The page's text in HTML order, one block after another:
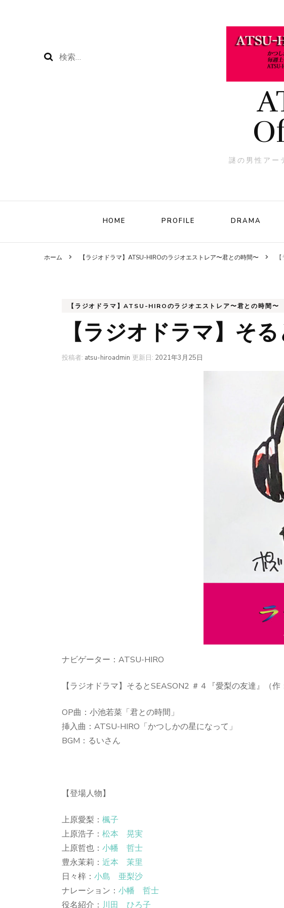
検
謎の男性ア
HOME PROFILE DRAMA
ホーム 【ラジオドラマ】ATSU-HIROのラジオエストレア〜君との時間〜
【ラジオドラマ】ATSU-HIROのラジオエストレア〜君との時間〜
【ラジオドラマ】そ
投稿者: atsu-hiroadmin 更新日: 2021年3月25日
ナビゲーター：ATSU-HIRO
【ラジオドラマ】そるとSEASON2 ＃４『愛梨の友達』（作
OP曲：小池若菜「君との時間」
挿入曲：ATSU-HIRO「かつしかの星になって」
BGM：るいさん
【登場人物】
上原愛梨： 楓子
上原浩子： 松本 晃実
上原哲也： 小幡 哲士
豊永茉莉： 近本 茉里
日々梓： 小島 亜梨沙
ナレーション： 小幡 哲士
役名紹介： 川田 ひろ子